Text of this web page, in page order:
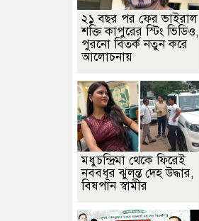
২১ বছর পর ফের ভাইরাল
শক্তি কাপুরের স্টিং ভিডিও,
পুরনো বিতর্ক নতুন করে
আলোচনায়
মধুচন্দ্রিমা থেকে ফিরেই
নববধূর ঝুলন্ত দেহ উদ্ধার,
বিষপান স্বামীর